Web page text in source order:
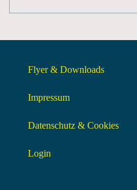
Flyer & Downloads
Impressum
Datenschutz & Cookies
Login